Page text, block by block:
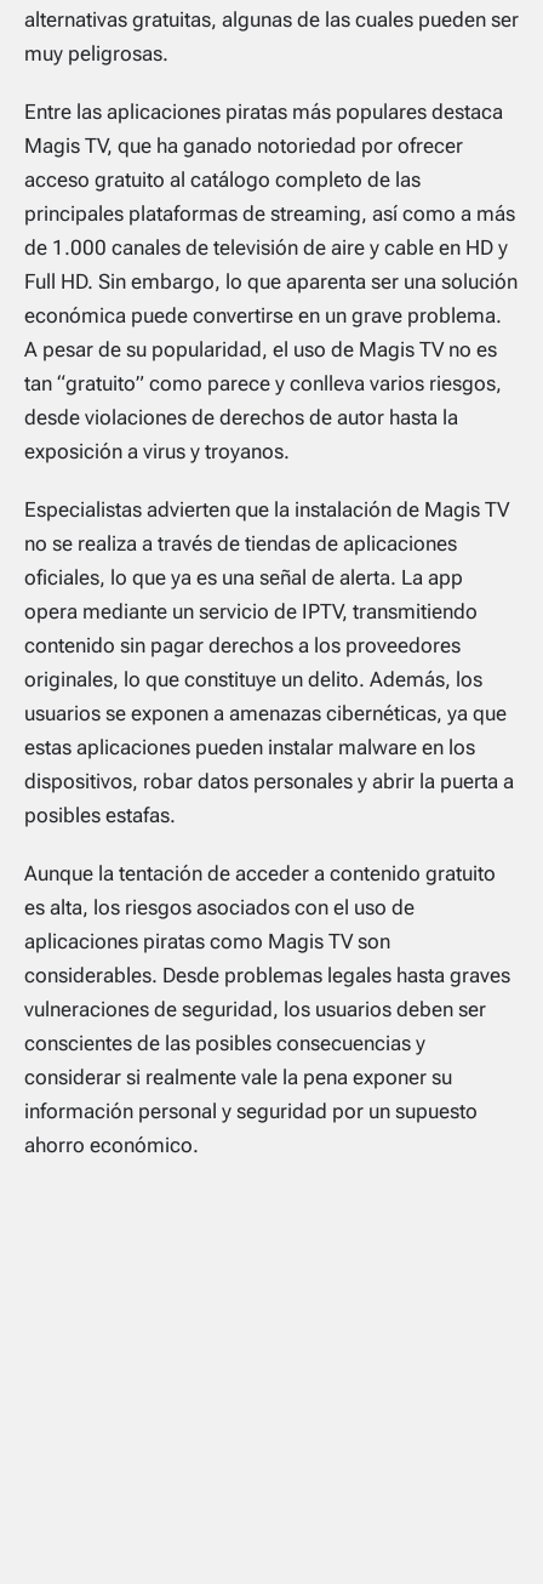
alternativas gratuitas, algunas de las cuales pueden ser
muy peligrosas.
Entre las aplicaciones piratas más populares destaca
Magis TV, que ha ganado notoriedad por ofrecer
acceso gratuito al catálogo completo de las
principales plataformas de streaming, así como a más
de 1.000 canales de televisión de aire y cable en HD y
Full HD. Sin embargo, lo que aparenta ser una solución
económica puede convertirse en un grave problema.
A pesar de su popularidad, el uso de Magis TV no es
tan “gratuito” como parece y conlleva varios riesgos,
desde violaciones de derechos de autor hasta la
exposición a virus y troyanos.
Especialistas advierten que la instalación de Magis TV
no se realiza a través de tiendas de aplicaciones
oficiales, lo que ya es una señal de alerta. La app
opera mediante un servicio de IPTV, transmitiendo
contenido sin pagar derechos a los proveedores
originales, lo que constituye un delito. Además, los
usuarios se exponen a amenazas cibernéticas, ya que
estas aplicaciones pueden instalar malware en los
dispositivos, robar datos personales y abrir la puerta a
posibles estafas.
Aunque la tentación de acceder a contenido gratuito
es alta, los riesgos asociados con el uso de
aplicaciones piratas como Magis TV son
considerables. Desde problemas legales hasta graves
vulneraciones de seguridad, los usuarios deben ser
conscientes de las posibles consecuencias y
considerar si realmente vale la pena exponer su
información personal y seguridad por un supuesto
ahorro económico.